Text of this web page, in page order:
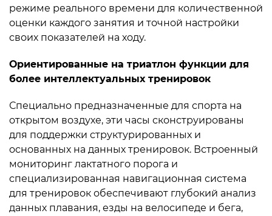
режиме реального времени для количественной
оценки каждого занятия и точной настройки
своих показателей на ходу.
Ориентированные на триатлон функции для
более интеллектуальных тренировок
Специально предназначенные для спорта на
открытом воздухе, эти часы сконструированы
для поддержки структурированных и
основанных на данных тренировок. Встроенный
мониторинг лактатного порога и
специализированная навигационная система
для тренировок обеспечивают глубокий анализ
данных плавания, езды на велосипеде и бега,